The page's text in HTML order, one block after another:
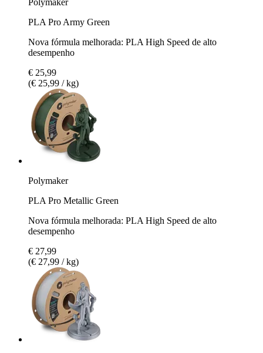
PLA Pro Army Green
Nova fórmula melhorada: PLA High Speed de alto
desempenho
€ 25,99
(€ 25,99 / kg)
Polymaker
PLA Pro Metallic Green
Nova fórmula melhorada: PLA High Speed de alto
desempenho
€ 27,99
(€ 27,99 / kg)